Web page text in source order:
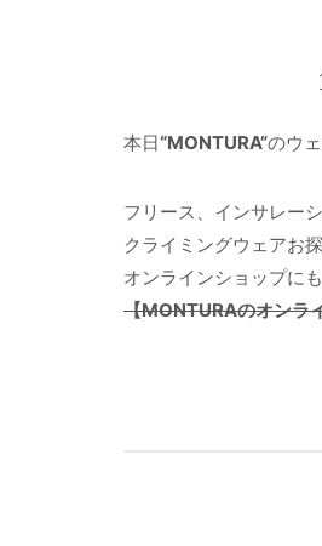
本日“MONTURA”のウ
フリース、インサレー
クライミングウェアお
オンラインショップに
【MONTURAのオンラ